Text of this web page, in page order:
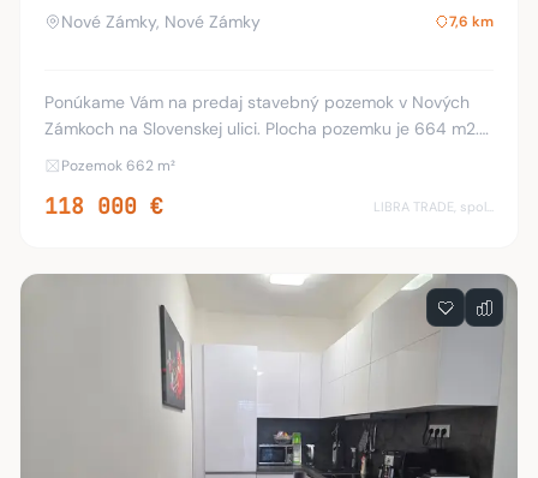
Nové Zámky, Nové Zámky 7,6 km
Ponúkame Vám na predaj stavebný pozemok v Nových
Zámkoch na Slovenskej ulici. Plocha pozemku je 664 m2.
Pozemok 662 m²
118 000 €